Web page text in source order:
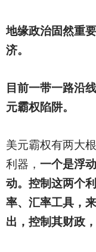
地缘政治固然重
济。
目前一带一路沿
元霸权陷阱。
美元霸权有两大
利器， 一个是浮
动。控制这两个
率、汇率工具，
出，控制其财政